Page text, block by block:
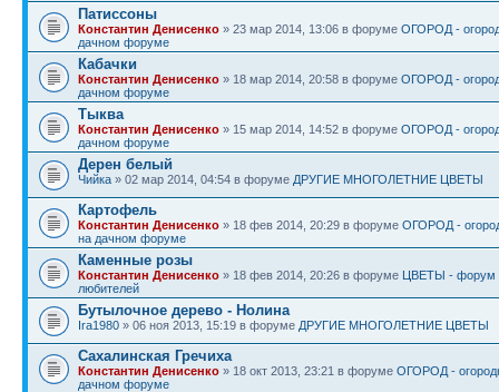
Патиссоны
Константин Денисенко » 23 мар 2014, 13:06 в форуме ОГОРОД -
дачном форуме
Кабачки
Константин Денисенко » 18 мар 2014, 20:58 в форуме ОГОРОД -
дачном форуме
Тыква
Константин Денисенко » 15 мар 2014, 14:52 в форуме ОГОРОД -
дачном форуме
Дерен белый
Чийка » 02 мар 2014, 04:54 в форуме ДРУГИЕ МНОГОЛЕТНИЕ ЦВЕТЫ
Картофель
Константин Денисенко » 18 фев 2014, 20:29 в форуме ОГОРОД -
на дачном форуме
Каменные розы
Константин Денисенко » 18 фев 2014, 20:26 в форуме ЦВЕТЫ - форум
любителей
Бутылочное дерево - Нолина
Ira1980 » 06 ноя 2013, 15:19 в форуме ДРУГИЕ МНОГОЛЕТНИЕ ЦВЕТЫ
Сахалинская Гречиха
Константин Денисенко » 18 окт 2013, 23:21 в форуме ОГОРОД -
дачном форуме